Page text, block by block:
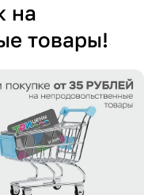
на
товары!